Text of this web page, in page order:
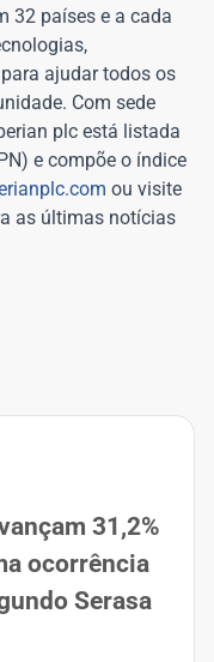
32 países e a cada
ajudar todos os
Com sede
plc está listada
e compõe o índice
ou visite
as últimas notícias
31,2%
ocorrência
Serasa